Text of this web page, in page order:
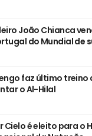
João Chianca
do Mundial de
faz último treino
o Al-Hilal
Cielo é eleito para o